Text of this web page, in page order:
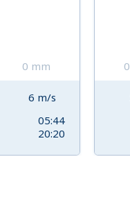
0 mm
6 m/s
05:44
20:20
0